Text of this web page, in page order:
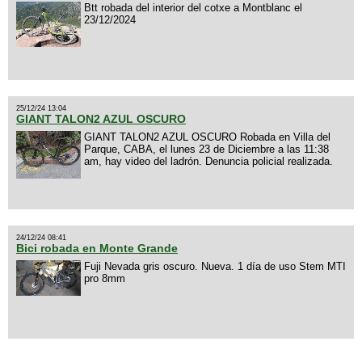
Btt robada del interior del cotxe a Montblanc el
23/12/2024
25/12/24 13:04
GIANT TALON2 AZUL OSCURO
GIANT TALON2 AZUL OSCURO Robada en Villa del
Parque, CABA, el lunes 23 de Diciembre a las 11:38
am, hay video del ladrón. Denuncia policial realizada.
24/12/24 08:41
Bici robada en Monte Grande
Fuji Nevada gris oscuro. Nueva. 1 día de uso Stem MTI
pro 8mm